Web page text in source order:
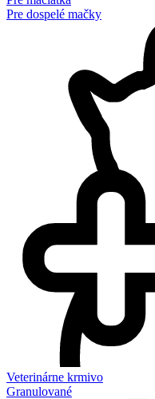
Pre dospelé mačky
Veterinárne krmivo
Granulované